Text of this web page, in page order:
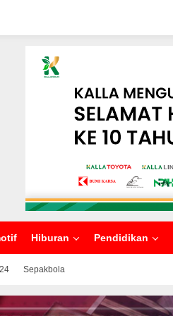
Hiburan Pendidikan
Sepakbola